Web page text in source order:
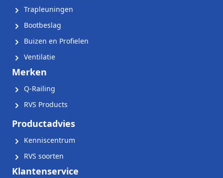
Trapleuningen
Bootbeslag
Buizen en Profielen
Ventilatie
Merken
Q-Railing
RVS Products
Productadvies
Kenniscentrum
RVS soorten
Klantenservice